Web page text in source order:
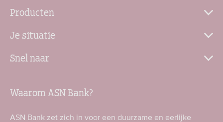
Producten
Je situatie
Snel naar
Waarom ASN Bank?
ASN Bank zet zich in voor een duurzame en eerlijke